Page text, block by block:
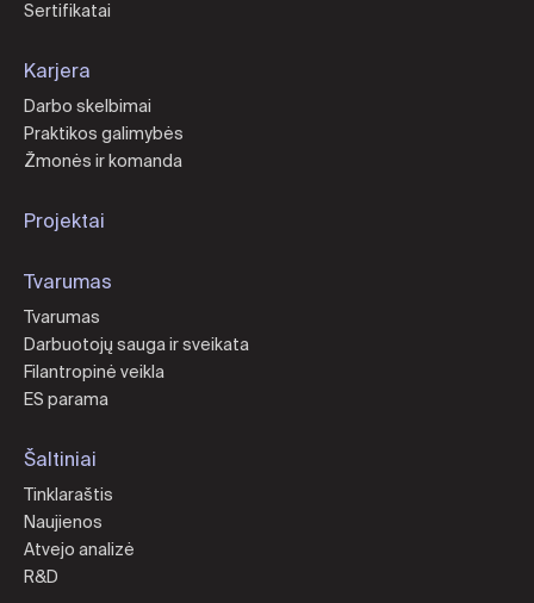
Sertifikatai
Karjera
Darbo skelbimai
Praktikos galimybės
Žmonės ir komanda
Projektai
Tvarumas
Tvarumas
Darbuotojų sauga ir sveikata
Filantropinė veikla
ES parama
Šaltiniai
Tinklaraštis
Naujienos
Atvejo analizė
R&D